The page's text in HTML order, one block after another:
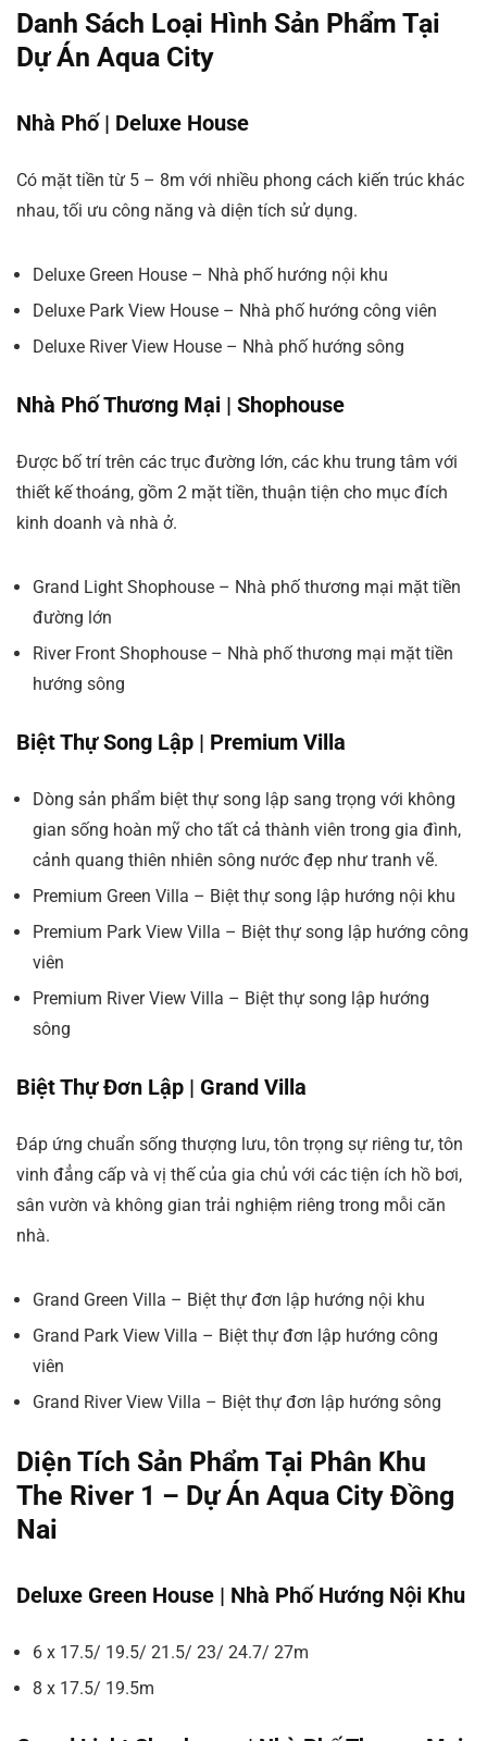
Danh Sách Loại Hình Sản Phẩm Tại
Dự Án Aqua City
Nhà Phố | Deluxe House
Có mặt tiền từ 5 – 8m với nhiều phong cách kiến trúc khác
nhau, tối ưu công năng và diện tích sử dụng.
Deluxe Green House – Nhà phố hướng nội khu
Deluxe Park View House – Nhà phố hướng công viên
Deluxe River View House – Nhà phố hướng sông
Nhà Phố Thương Mại | Shophouse
Được bố trí trên các trục đường lớn, các khu trung tâm với
thiết kế thoáng, gồm 2 mặt tiền, thuận tiện cho mục đích
kinh doanh và nhà ở.
Grand Light Shophouse – Nhà phố thương mại mặt tiền
đường lớn
River Front Shophouse – Nhà phố thương mại mặt tiền
hướng sông
Biệt Thự Song Lập | Premium Villa
Dòng sản phẩm biệt thự song lập sang trọng với không
gian sống hoàn mỹ cho tất cả thành viên trong gia đình,
cảnh quang thiên nhiên sông nước đẹp như tranh vẽ.
Premium Green Villa – Biệt thự song lập hướng nội khu
Premium Park View Villa – Biệt thự song lập hướng công
viên
Premium River View Villa – Biệt thự song lập hướng
sông
Biệt Thự Đơn Lập | Grand Villa
Đáp ứng chuẩn sống thượng lưu, tôn trọng sự riêng tư, tôn
vinh đẳng cấp và vị thế của gia chủ với các tiện ích hồ bơi,
sân vườn và không gian trải nghiệm riêng trong mỗi căn
nhà.
Grand Green Villa – Biệt thự đơn lập hướng nội khu
Grand Park View Villa – Biệt thự đơn lập hướng công
viên
Grand River View Villa – Biệt thự đơn lập hướng sông
Diện Tích Sản Phẩm Tại Phân Khu
The River 1 – Dự Án Aqua City Đồng
Nai
Deluxe Green House | Nhà Phố Hướng Nội Khu
6 x 17.5/ 19.5/ 21.5/ 23/ 24.7/ 27m
8 x 17.5/ 19.5m